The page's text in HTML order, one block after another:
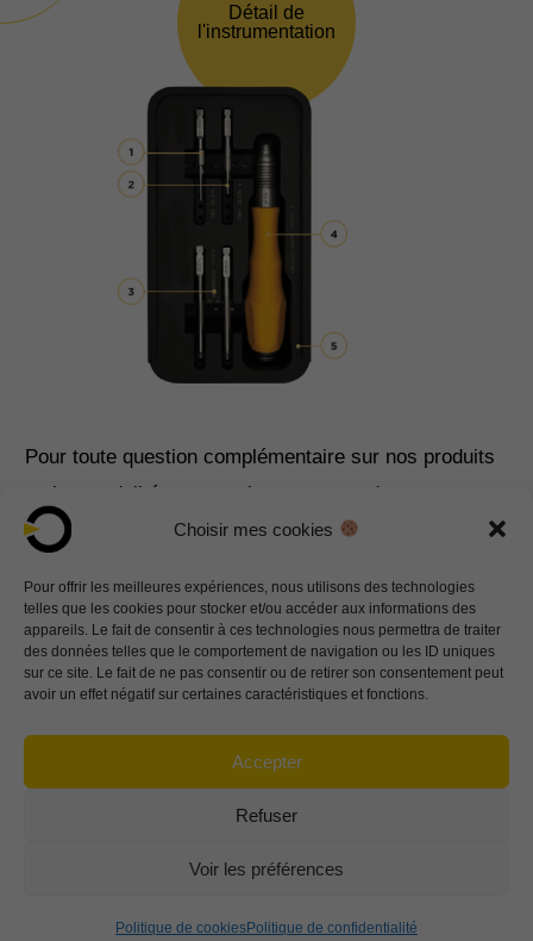
Choisir mes cookies
Pour offrir les meilleures expériences, nous utilisons des technologies
telles que les cookies pour stocker et/ou accéder aux informations des
appareils. Le fait de consentir à ces technologies nous permettra de traiter
des données telles que le comportement de navigation ou les ID uniques
sur ce site. Le fait de ne pas consentir ou de retirer son consentement peut
avoir un effet négatif sur certaines caractéristiques et fonctions.
Accepter
Refuser
Voir les préférences
Politique de cookiesPolitique de confidentialité
Détail de
l'instrumentation
Pour toute question complémentaire sur nos produits
ou les modalités www.ortho-cape.com de
commandes, n’hésitez pas à nous contacter sur
Contactez-nous
Ortho Cape 172 impasse Louis Lépine 82000 MONTAUBAN– France
info@ortho-cape.com- +33 5 63 27 02 25